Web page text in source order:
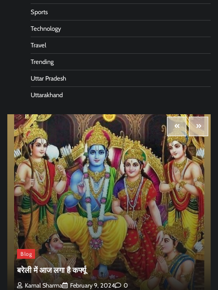
Sports
Technology
Travel
Trending
Uttar Pradesh
Uttarakhand
Blog
बरेली में आज लगा है कर्फ्यू
Kamal Sharma February 9, 2024 0